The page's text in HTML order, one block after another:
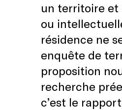
un territoire et
ou
résidence ne
enquête de
proposition
recherche
c’est le